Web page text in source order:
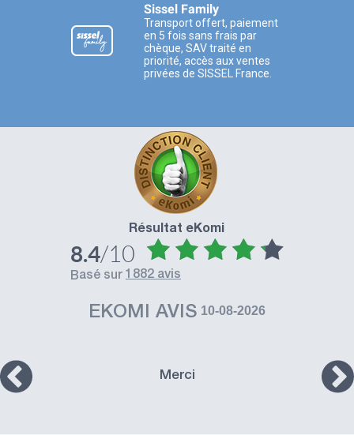
Sissel Family
Transport offert, paiement
en 5 fois sans frais par
chèque, SAV traité en
priorité, accès aux ventes
privées de SISSEL France.
Résultat eKomi
8.4/10
basé sur 1882 avis
EKOMI AVIS 10-08-2026
Merci